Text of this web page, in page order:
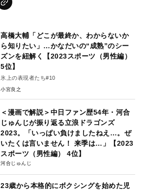
高橋大輔「どこが最終か、わからないか
ら知りたい」…かなだいの“成熟”のシー
ズンを紐解く【2023スポーツ（男性編）
5位】
氷上の表現者たち#10
小宮良之
＜漫画で解説＞中日ファン歴54年・河合
じゅんじが振り返る立浪ドラゴンズ
2023。「いっぱい負けましたねえ…。ぜ
いたくは言いません！ 来季は…」【2023
スポーツ（男性編） 4位】
河合じゅんじ
23歳から本格的にボクシングを始めた児